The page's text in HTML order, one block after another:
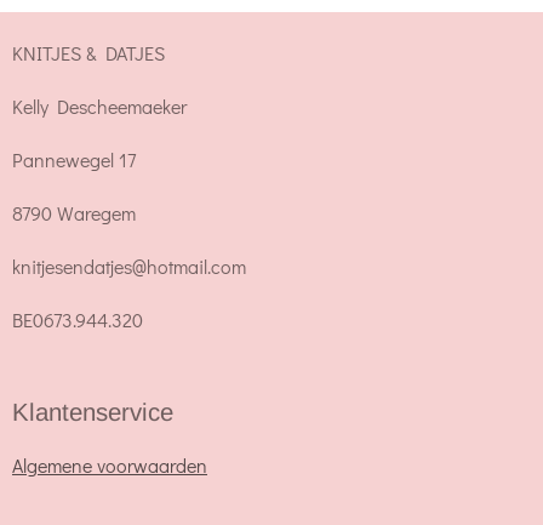
KNITJES & DATJES
Kelly Descheemaeker
Pannewegel 17
8790 Waregem
knitjesendatjes@hotmail.com
BE0673.944.320
Klantenservice
Algemene voorwaarden